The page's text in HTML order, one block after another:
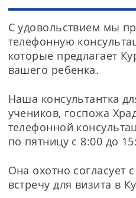
С удовольствием мы
телефонную
которые предлагает
вашего ребенка.
Наша консультантка
учеников, госпожа
телефонной
по пятницу с 8:00 до
Она охотно согласует
встречу для визита в